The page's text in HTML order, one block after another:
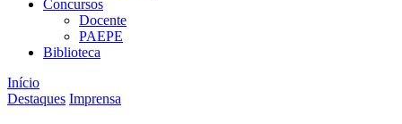
Concursos
Docente
PAEPE
Biblioteca
Início
Destaques Imprensa